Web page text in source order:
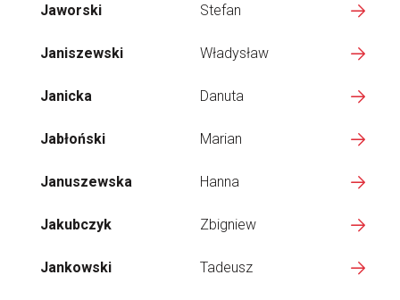
Jaworski Stefan
Janiszewski Władysław
Janicka Danuta
Jabłoński Marian
Januszewska Hanna
Jakubczyk Zbigniew
Jankowski Tadeusz